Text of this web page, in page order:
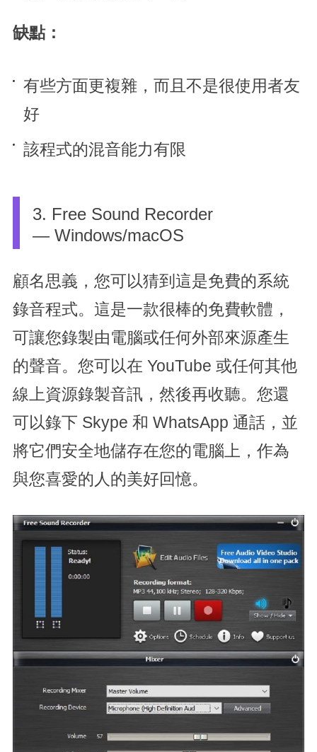
缺點：
有些方面更複雜，而且不是很使用者友
好
該程式的混音能力有限
3. Free Sound Recorder
— Windows/macOS
顧名思義，您可以猜到這是免費的系統
錄音程式。這是一款很棒的免費軟體，
可讓您錄製由電腦或任何外部來源產生
的聲音。您可以在 YouTube 或任何其他
線上資源錄製音訊，然後再收聽。您還
可以錄下 Skype 和 WhatsApp 通話，並
將它們安全地儲存在您的電腦上，作為
與您喜愛的人的美好回憶。